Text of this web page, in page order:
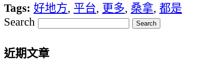
Tags: 好地方, 平台, 更多, 桑拿, 都是
Search
近期文章